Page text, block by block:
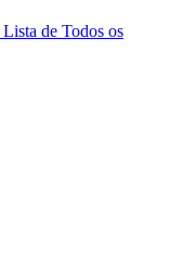
Lista de Todos os